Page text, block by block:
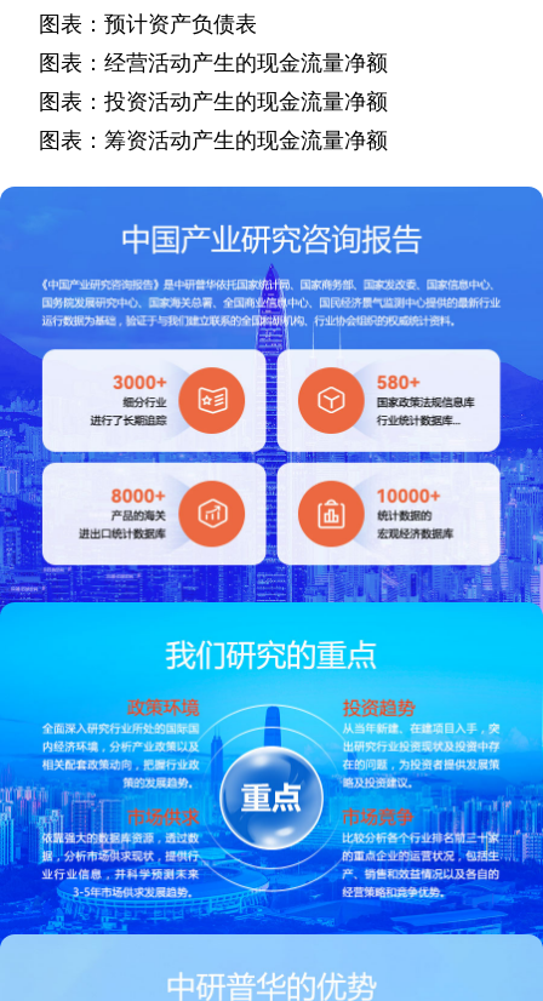
图表：预计资产负债表
图表：经营活动产生的现金流量净额
图表：投资活动产生的现金流量净额
图表：筹资活动产生的现金流量净额